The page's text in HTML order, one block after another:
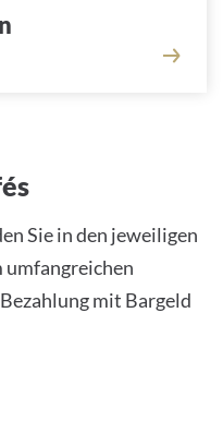
Sie in den jeweiligen
mit Bargeld